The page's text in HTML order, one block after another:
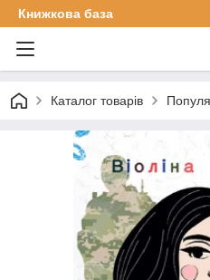
Книжкова база
Каталог товарів